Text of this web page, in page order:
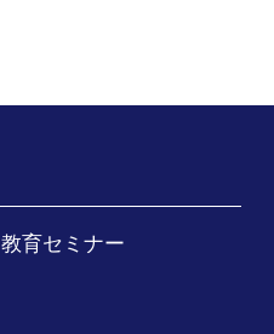
教育セミナー